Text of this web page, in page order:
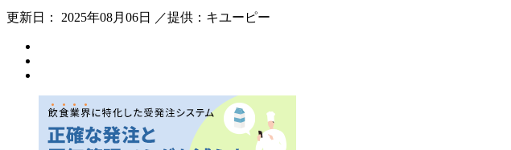
更新日： 2025年08月06日 ／提供：キユーピー